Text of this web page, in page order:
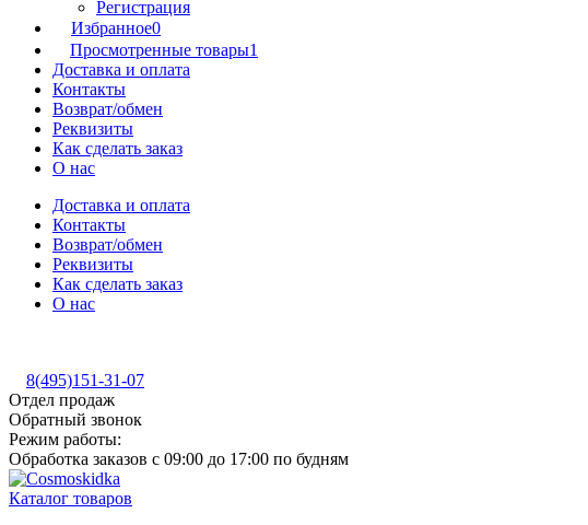
Регистрация
Избранное0
Просмотренные товары1
Доставка и оплата
Контакты
Возврат/обмен
Реквизиты
Как сделать заказ
О нас
Доставка и оплата
Контакты
Возврат/обмен
Реквизиты
Как сделать заказ
О нас
8(495)151-31-07
Отдел продаж
Обратный звонок
Режим работы:
Обработка заказов с 09:00 до 17:00 по будням
Каталог товаров